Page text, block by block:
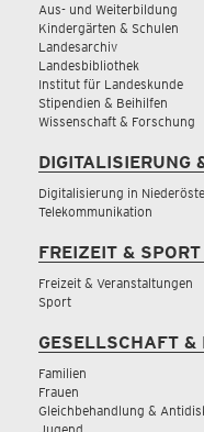
Aus- und Weiterbildung
Kindergärten & Schulen
Landesarchiv
Landesbibliothek
Institut für Landeskunde
Stipendien & Beihilfen
Wissenschaft & Forschung
DIGITALISIERUNG
Digitalisierung in
Telekommunikation
FREIZEIT & SPORT
Freizeit & Veranstaltungen
Sport
GESELLSCHAFT &
Familien
Frauen
Gleichbehandlung &